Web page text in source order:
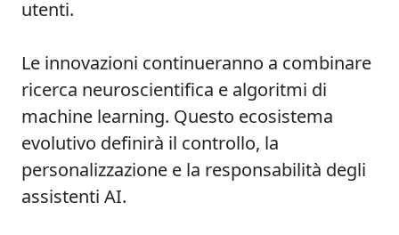
utenti.
Le innovazioni continueranno a combinare
ricerca neuroscientifica e algoritmi di
machine learning. Questo ecosistema
evolutivo definirà il controllo, la
personalizzazione e la responsabilità degli
assistenti AI.